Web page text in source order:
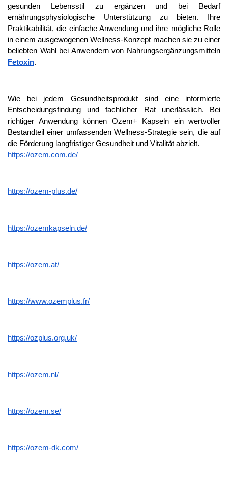
gesunden Lebensstil zu ergänzen und bei Bedarf
ernährungsphysiologische Unterstützung zu bieten. Ihre
Praktikabilität, die einfache Anwendung und ihre mögliche Rolle
in einem ausgewogenen Wellness-Konzept machen sie zu einer
Fetoxin.
Wie bei jedem Gesundheitsprodukt sind eine informierte
Entscheidungsfindung und fachlicher Rat unerlässlich. Bei
richtiger Anwendung können Ozem+ Kapseln ein wertvoller
Bestandteil einer umfassenden Wellness-Strategie sein, die auf
die Förderung langfristiger Gesundheit und Vitalität abzielt.
https://ozem.com.de/
https://ozem-plus.de/
https://ozemkapseln.de/
https://ozem.at/
https://www.ozemplus.fr/
https://ozplus.org.uk/
https://ozem.nl/
https://ozem.se/
https://ozem-dk.com/